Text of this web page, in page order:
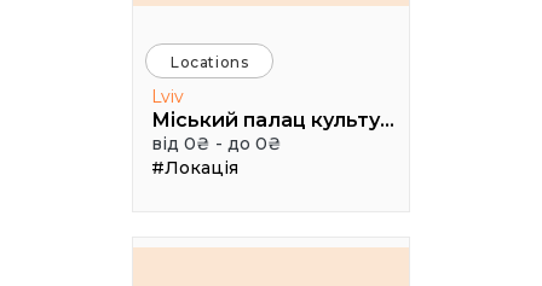
Locations
Lviv
Міський палац культури імені Гната Хоткевича, мала зала
від 0₴ - до 0₴
#Локація